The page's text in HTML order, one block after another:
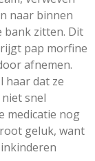
naar binnen
bank zitten. Dit
pap morfine
afnemen.
haar dat ze
snel
medicatie nog
geluk, want